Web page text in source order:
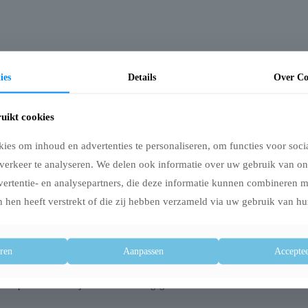
dag toe te dienen, volstaat 1 keer per dag of 1 keer per 2 dagen. Geef
Dit is meestal de helft van de aangegeven dosering op de verpakking.
kan veilig in een dubbele dosering gegeven worden. Verlaag de dosering
een kortdurende verergering plaatsvinden. Dit betekent dat het
eventueel verdund met een beetje water. Bij voorkeur niet tegelijkertijd
op een klein stukje lekkers worden gegeven.
Details Over
cookies
om inhoud en advertenties te personaliseren, om functies voor
te analyseren. We delen ook informatie over uw gebruik van
en analysepartners, die deze informatie kunnen combineren
hen heeft verstrekt of die zij hebben verzameld via uw gebruik van
Aanpassen